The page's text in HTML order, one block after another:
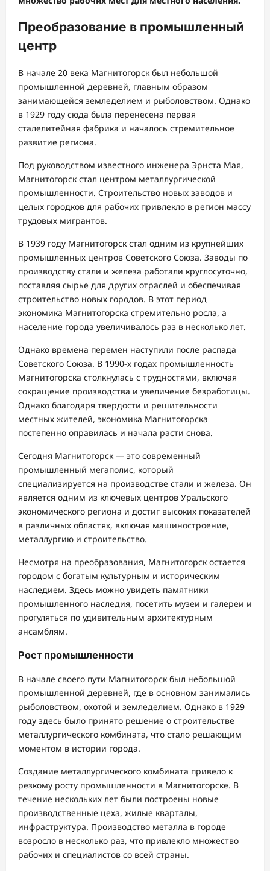
Преобразование в промышленный
центр
В начале 20 века Магнитогорск был небольшой
промышленной деревней, главным образом
занимающейся земледелием и рыболовством. Однако
в 1929 году сюда была перенесена первая
сталелитейная фабрика и началось стремительное
развитие региона.
Под руководством известного инженера Эрнста Мая,
Магнитогорск стал центром металлургической
промышленности. Строительство новых заводов и
целых городков для рабочих привлекло в регион массу
трудовых мигрантов.
В 1939 году Магнитогорск стал одним из крупнейших
промышленных центров Советского Союза. Заводы по
производству стали и железа работали круглосуточно,
поставляя сырье для других отраслей и обеспечивая
строительство новых городов. В этот период
экономика Магнитогорска стремительно росла, а
население города увеличивалось раз в несколько лет.
Однако времена перемен наступили после распада
Советского Союза. В 1990-х годах промышленность
Магнитогорска столкнулась с трудностями, включая
сокращение производства и увеличение безработицы.
Однако благодаря твердости и решительности
местных жителей, экономика Магнитогорска
постепенно оправилась и начала расти снова.
Сегодня Магнитогорск — это современный
промышленный мегаполис, который
специализируется на производстве стали и железа. Он
является одним из ключевых центров Уральского
экономического региона и достиг высоких показателей
в различных областях, включая машиностроение,
металлургию и строительство.
Несмотря на преобразования, Магнитогорск остается
городом с богатым культурным и историческим
наследием. Здесь можно увидеть памятники
промышленного наследия, посетить музеи и галереи и
прогуляться по удивительным архитектурным
ансамблям.
Рост промышленности
В начале своего пути Магнитогорск был небольшой
промышленной деревней, где в основном занимались
рыболовством, охотой и земледелием. Однако в 1929
году здесь было принято решение о строительстве
металлургического комбината, что стало решающим
моментом в истории города.
Создание металлургического комбината привело к
резкому росту промышленности в Магнитогорске. В
течение нескольких лет были построены новые
производственные цеха, жилые кварталы,
инфраструктура. Производство металла в городе
возросло в несколько раз, что привлекло множество
рабочих и специалистов со всей страны.